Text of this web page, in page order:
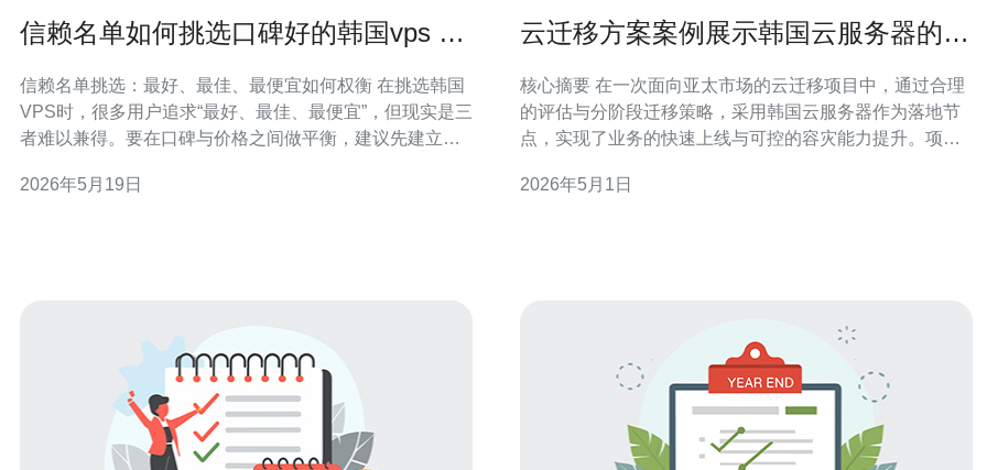
信赖名单如何挑选口碑好的韩国vps 代
信赖名单挑选：最好、最佳、最便宜如何权衡 在挑选韩国
VPS时，很多用户追求“最好、最佳、最便宜”，但现实是三
者难以兼得。要在口碑与价格之间做平衡，建议先建立一
购候选，然后通过测试与商谈筛选出性价比最高的一家或
2026年5月19日
云迁移方案案例展示韩国云服务器的作
核心摘要 在一次面向亚太市场的云迁移项目中，通过合理
的评估与分阶段迁移策略，采用韩国云服务器作为落地节
点，实现了业务的快速上线与可控的容灾能力提升。项目
析优化（含域名备案与解析策略）、全球加速的CDN接入
2026年5月1日